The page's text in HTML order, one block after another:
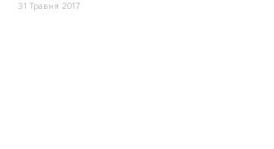
31 Травня 2017